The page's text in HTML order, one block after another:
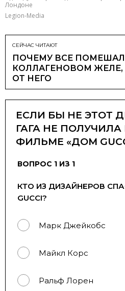
Лондоне
Legion-Media
СЕЙЧАС ЧИТАЮТ
ПОЧЕМУ ВСЕ
КОЛЛАГЕНОВОМ ЖЕЛЕ,
ОТ НЕГО
ЕСЛИ БЫ НЕ ЭТОТ
ГАГА НЕ
ФИЛЬМЕ «ДОМ
ВОПРОС 1 ИЗ 1
КТО ИЗ ДИЗАЙНЕРОВ
GUCCI?
Марк Джейкобс
Майкл Корс
Ральф Лорен